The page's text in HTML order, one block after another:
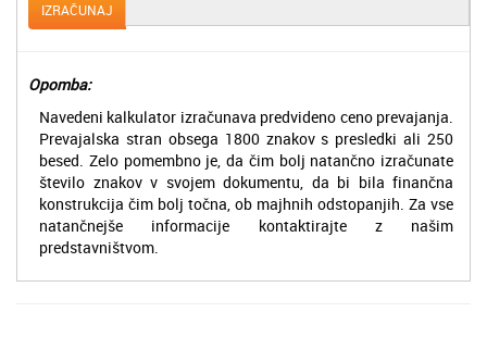
IZRAČUNAJ
Opomba:
Navedeni kalkulator izračunava predvideno ceno prevajanja.
Prevajalska stran obsega 1800 znakov s presledki ali 250
besed. Zelo pomembno je, da čim bolj natančno izračunate
število znakov v svojem dokumentu, da bi bila finančna
konstrukcija čim bolj točna, ob majhnih odstopanjih. Za vse
natančnejše informacije kontaktirajte z našim
predstavništvom.